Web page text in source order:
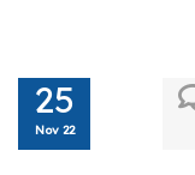
25
Nov 22